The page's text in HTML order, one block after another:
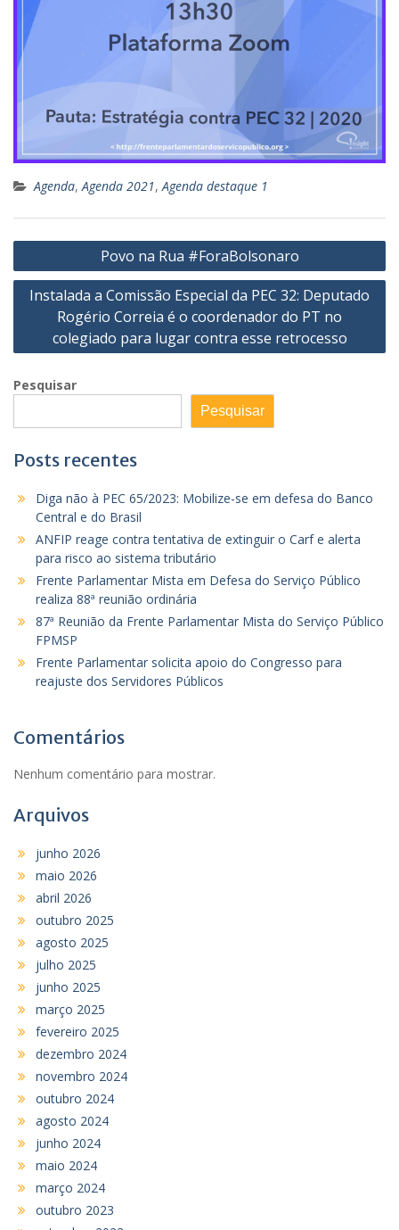
Agenda, Agenda 2021, Agenda destaque 1
Navegação
de
Post
Povo na Rua #ForaBolsonaro
Instalada a Comissão Especial da PEC 32: Deputado
Rogério Correia é o coordenador do PT no
colegiado para lugar contra esse retrocesso
Pesquisar
Pesquisar
Posts recentes
Diga não à PEC 65/2023: Mobilize-se em defesa do Banco
Central e do Brasil
ANFIP reage contra tentativa de extinguir o Carf e alerta
para risco ao sistema tributário
Frente Parlamentar Mista em Defesa do Serviço Público
realiza 88ª reunião ordinária
87ª Reunião da Frente Parlamentar Mista do Serviço Público
FPMSP
Frente Parlamentar solicita apoio do Congresso para
reajuste dos Servidores Públicos
Comentários
Nenhum comentário para mostrar.
Arquivos
junho 2026
maio 2026
abril 2026
outubro 2025
agosto 2025
julho 2025
junho 2025
março 2025
fevereiro 2025
dezembro 2024
novembro 2024
outubro 2024
agosto 2024
junho 2024
maio 2024
março 2024
outubro 2023